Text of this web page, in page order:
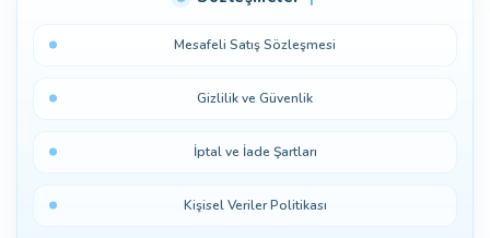
Mesafeli Satış Sözleşmesi
Gizlilik ve Güvenlik
İptal ve İade Şartları
Kişisel Veriler Politikası